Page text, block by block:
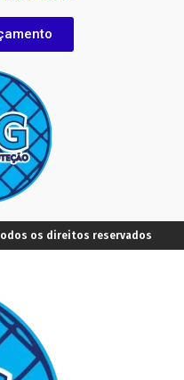
os direitos reservados